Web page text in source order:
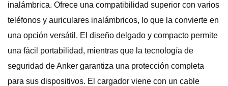
inalámbrica. Ofrece una compatibilidad superior con varios
teléfonos y auriculares inalámbricos, lo que la convierte en
una opción versátil. El diseño delgado y compacto permite
una fácil portabilidad, mientras que la tecnología de
seguridad de Anker garantiza una protección completa
para sus dispositivos. El cargador viene con un cable